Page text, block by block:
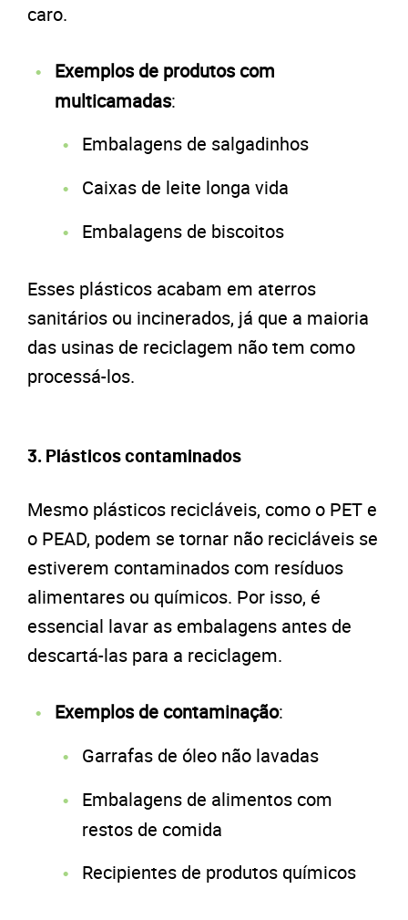
caro.
Exemplos de produtos com
multicamadas:
Embalagens de salgadinhos
Caixas de leite longa vida
Embalagens de biscoitos
Esses plásticos acabam em aterros
sanitários ou incinerados, já que a maioria
das usinas de reciclagem não tem como
processá-los.
3. Plásticos contaminados
Mesmo plásticos recicláveis, como o PET e
o PEAD, podem se tornar não recicláveis se
estiverem contaminados com resíduos
alimentares ou químicos. Por isso, é
essencial lavar as embalagens antes de
descartá-las para a reciclagem.
Exemplos de contaminação:
Garrafas de óleo não lavadas
Embalagens de alimentos com
restos de comida
Recipientes de produtos químicos